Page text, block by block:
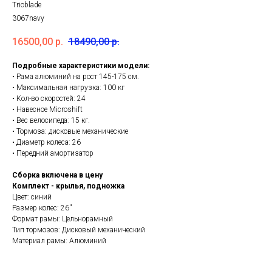
Trioblade
3067navy
16500,00 р. 18490,00 р.
Подробные характеристики модели:
• Рама алюминий на рост 145-175 см.
• Максимальная нагрузка: 100 кг
• Кол-во скоростей: 24
• Навесное Microshift
• Вес велосипеда: 15 кг.
• Тормоза: дисковые механические
• Диаметр колеса: 26
• Передний амортизатор
Сборка включена в цену
Комплект - крылья, подножка
Цвет: синий
Размер колес: 26''
Формат рамы: Цельнорамный
Тип тормозов: Дисковый механический
Материал рамы: Алюминий